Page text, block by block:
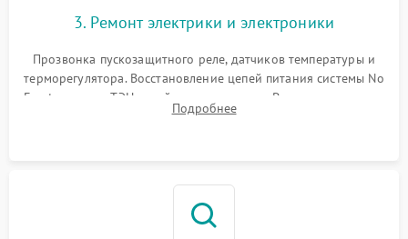
3. Ремонт электрики и электроники
Прозвонка пускозащитного реле, датчиков температуры и
терморегулятора. Восстановление цепей питания системы No
Frost, включая ТЭН оттайки и вентилятор. Ремонт или замена
платы управления при сбоях алгоритмов.
Подробнее